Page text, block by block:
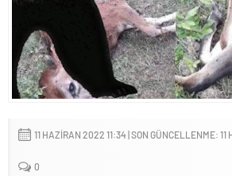
11 HAZIRAN 2022 11:34 | SON GÜNCELLENME:
0